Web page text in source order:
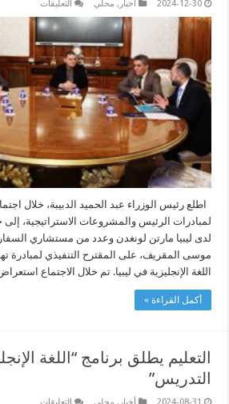
2024-12-30 أخبار , محلي التعليقات
يطلع
على
المقترح
التنفيذي
لمبادرة
لتحسين
تعليم
اللغة
الإنجليزية
اطلع رئيس الوزراء عبد الحميد الدبيبة، خلال
لمبادرات الرئيس والمشروعات الاستراتيجية،
لدى ليبيا مارتن لونغدن وعدد من مستشاري
موسى المقريف، على المقترح التنفيذي لمبادرة
اللغة الإنجليزية في ليبيا. تم خلال الاجتماع
أكمل القراءة »
التعليم يطلق برنامج “اللغة
التدريس”